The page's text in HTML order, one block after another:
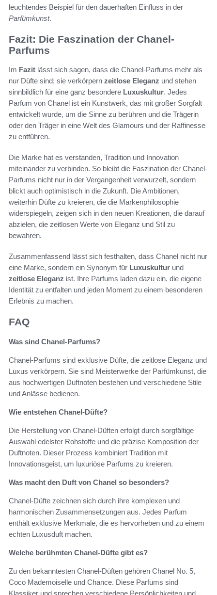
leuchtendes Beispiel für den dauerhaften Einfluss in der
Parfümkunst.
Fazit: Die Faszination der Chanel-
Parfums
Im Fazit lässt sich sagen, dass die Chanel-Parfums mehr als
nur Düfte sind; sie verkörpern zeitlose Eleganz und stehen
sinnbildlich für eine ganz besondere Luxuskultur. Jedes
Parfum von Chanel ist ein Kunstwerk, das mit großer Sorgfalt
entwickelt wurde, um die Sinne zu berühren und die Trägerin
oder den Träger in eine Welt des Glamours und der Raffinesse
zu entführen.
Die Marke hat es verstanden, Tradition und Innovation
miteinander zu verbinden. So bleibt die Faszination der Chanel-
Parfums nicht nur in der Vergangenheit verwurzelt, sondern
blickt auch optimistisch in die Zukunft. Die Ambitionen,
weiterhin Düfte zu kreieren, die die Markenphilosophie
widerspiegeln, zeigen sich in den neuen Kreationen, die darauf
abzielen, die zeitlosen Werte von Eleganz und Stil zu
bewahren.
Zusammenfassend lässt sich festhalten, dass Chanel nicht nur
eine Marke, sondern ein Synonym für Luxuskultur und
zeitlose Eleganz ist. Ihre Parfums laden dazu ein, die eigene
Identität zu entfalten und jeden Moment zu einem besonderen
Erlebnis zu machen.
FAQ
Was sind Chanel-Parfums?
Chanel-Parfums sind exklusive Düfte, die zeitlose Eleganz und
Luxus verkörpern. Sie sind Meisterwerke der Parfümkunst, die
aus hochwertigen Duftnoten bestehen und verschiedene Stile
und Anlässe bedienen.
Wie entstehen Chanel-Düfte?
Die Herstellung von Chanel-Düften erfolgt durch sorgfältige
Auswahl edelster Rohstoffe und die präzise Komposition der
Duftnoten. Dieser Prozess kombiniert Tradition mit
Innovationsgeist, um luxuriöse Parfums zu kreieren.
Was macht den Duft von Chanel so besonders?
Chanel-Düfte zeichnen sich durch ihre komplexen und
harmonischen Zusammensetzungen aus. Jedes Parfum
enthält exklusive Merkmale, die es hervorheben und zu einem
echten Luxusduft machen.
Welche berühmten Chanel-Düfte gibt es?
Zu den bekanntesten Chanel-Düften gehören Chanel No. 5,
Coco Mademoiselle und Chance. Diese Parfums sind
Klassiker und sprechen verschiedene Persönlichkeiten und